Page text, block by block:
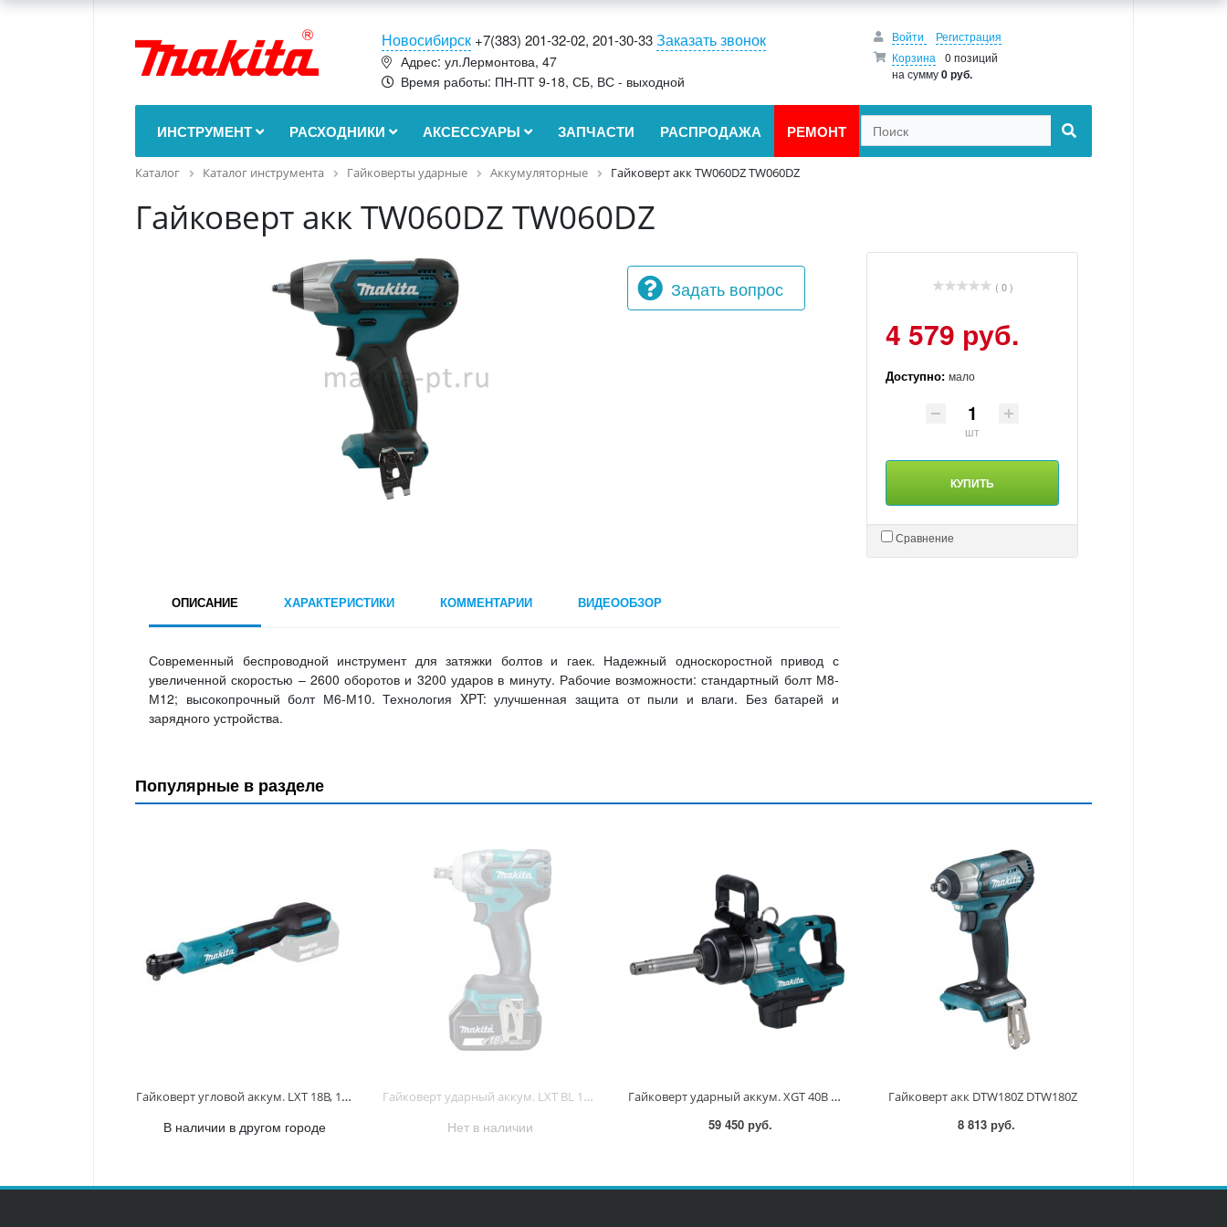
Новосибирск +7(383) 201-32-02, 201-30-33 Заказать звонок
Адрес: ул.Лермонтова, 47
Время работы: ПН-ПТ 9-18, СБ, ВС - выходной
Войти
Регистрация
Корзина
0 позиций
на сумму0 руб.
ИНСТРУМЕНТ РАСХОДНИКИ АКСЕССУАРЫ ЗАПЧАСТИ РАСПРОДАЖА РЕМОНТ
Каталог Каталог инструмента Гайковерты ударные Аккумуляторные Гайковерт акк TW060DZ TW060DZ
Гайковерт акк TW060DZ TW060DZ
Задать вопрос ( 0 )
4 579 руб.
Доступно: мало
шт
КУПИТЬ
Сравнение
ОПИСАНИЕ ХАРАКТЕРИСТИКИ КОММЕНТАРИИ ВИДЕООБЗОР
Современный беспроводной инструмент для затяжки болтов и гаек. Надежный односкоростной привод с
увеличенной скоростью – 2600 оборотов и 3200 ударов в минуту. Рабочие возможности: стандартный болт М8-
М12; высокопрочный болт М6-М10. Технология XPT: улучшенная защита от пыли и влаги. Без батарей и
зарядного устройства.
Популярные в разделе
Гайковерт угловой аккум. LXT 18В, 1/4" и 3/8", 47,5 Нм DWR180Z DWR180Z
В наличии в другом городе
Гайковерт ударный аккум. LXT BL 18В, 1/2", 280Нм (1х5.0Ач, з/у, кейс) DTW285RTK DTW285RTK
Нет в наличии
Гайковерт ударный аккум. XGT 40В BL XPT, 1", 3150Нм, привод 163мм TW010GZ TW010GZ
59 450 руб.
Гайковерт акк DTW180Z DTW180Z
8 813 руб.